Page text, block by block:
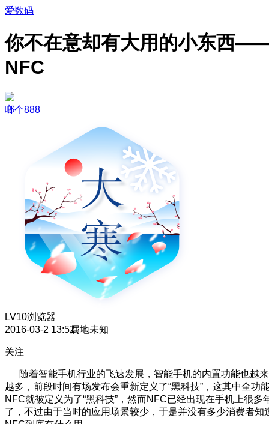
爱数码
你不在意却有大用的小东西
NFC
啷个888
LV10浏览器
2016-03-2 13:52属地未知
关注
随着智能手机行业的飞速发展，智能手机的内置功能也越来
越多，前段时间有场发布会重新定义了“黑科技”，这其中全功
NFC就被定义为了“黑科技”，然而NFC已经出现在手机上很多
了，不过由于当时的应用场景较少，于是并没有多少消费者知